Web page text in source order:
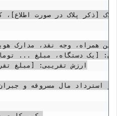
همراه، وجه نقد، مدارک
[یک دستگاه، مبلغ ...
ارزش تقریبی: [مبلغ
خانم [نام و نام خانوادگی متهم]) و استرداد